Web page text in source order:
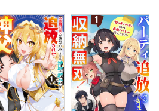
されたら、信仰対象の女神
様も一緒についてきちゃい
ました～ コミック版 （1）